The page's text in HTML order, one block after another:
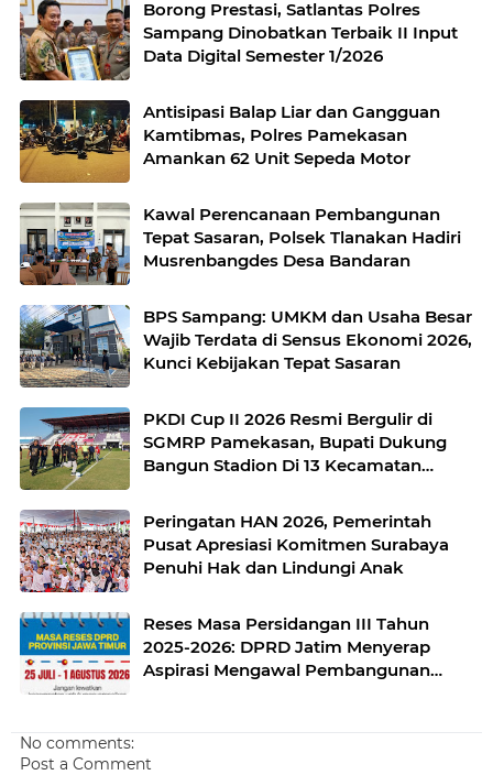
Borong Prestasi, Satlantas Polres
Sampang Dinobatkan Terbaik II Input
Data Digital Semester 1/2026
Antisipasi Balap Liar dan Gangguan
Kamtibmas, Polres Pamekasan
Amankan 62 Unit Sepeda Motor
Kawal Perencanaan Pembangunan
Tepat Sasaran, Polsek Tlanakan Hadiri
Musrenbangdes Desa Bandaran
BPS Sampang: UMKM dan Usaha Besar
Wajib Terdata di Sensus Ekonomi 2026,
Kunci Kebijakan Tepat Sasaran
PKDI Cup II 2026 Resmi Bergulir di
SGMRP Pamekasan, Bupati Dukung
Bangun Stadion Di 13 Kecamatan
Peringatan HAN 2026, Pemerintah
Pusat Apresiasi Komitmen Surabaya
Penuhi Hak dan Lindungi Anak
Reses Masa Persidangan III Tahun
2025-2026: DPRD Jatim Menyerap
Aspirasi Mengawal Pembangunan
No comments:
Post a Comment